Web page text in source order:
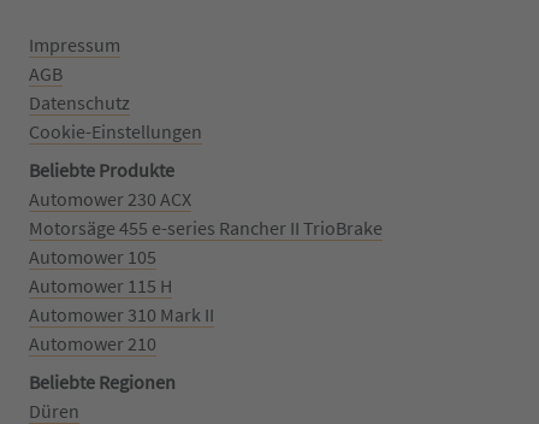
Impressum
AGB
Datenschutz
Cookie-Einstellungen
Beliebte Produkte
Automower 230 ACX
Motorsäge 455 e-series Rancher II TrioBrake
Automower 105
Automower 115 H
Automower 310 Mark II
Automower 210
Beliebte Regionen
Düren